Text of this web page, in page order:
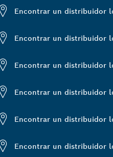
Encontrar un distribuidor
Encontrar un distribuidor
Encontrar un distribuidor
Encontrar un distribuidor
Encontrar un distribuidor
Encontrar un distribuidor